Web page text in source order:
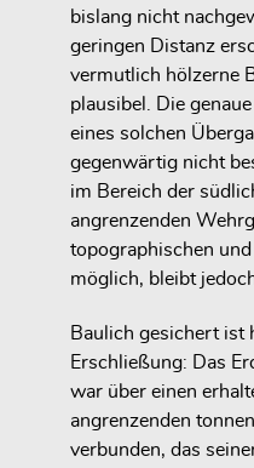
bislang nicht
geringen Distanz
vermutlich hölzerne
plausibel. Die
eines solchen
gegenwärtig nicht
im Bereich der
angrenzenden
topographischen
möglich, bleibt
Baulich gesichert ist
Erschließung: Das
war über einen
angrenzenden
verbunden, das